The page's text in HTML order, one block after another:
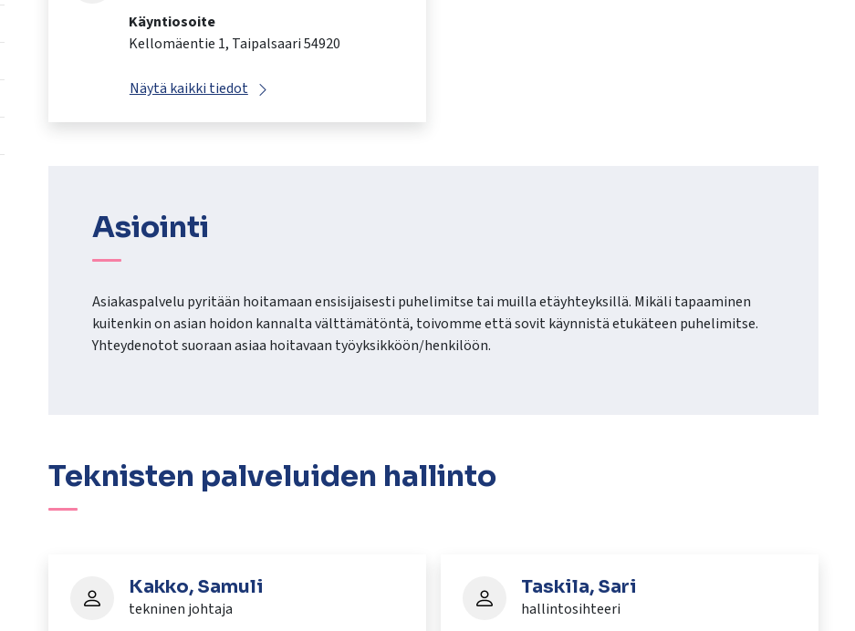
Käyntiosoite
Kellomäentie 1, Taipalsaari 54920
Näytä kaikki tiedot
Asiointi
Asiakaspalvelu pyritään hoitamaan ensisijaisesti puhelimitse tai muilla etäyhteyksillä. Mikäli tapaaminen
kuitenkin on asian hoidon kannalta välttämätöntä, toivomme että sovit käynnistä etukäteen puhelimitse.
Yhteydenotot suoraan asiaa hoitavaan työyksikköön/henkilöön.
Teknisten palveluiden hallinto
Kakko, Samuli
tekninen johtaja
Taskila, Sari
hallintosihteeri